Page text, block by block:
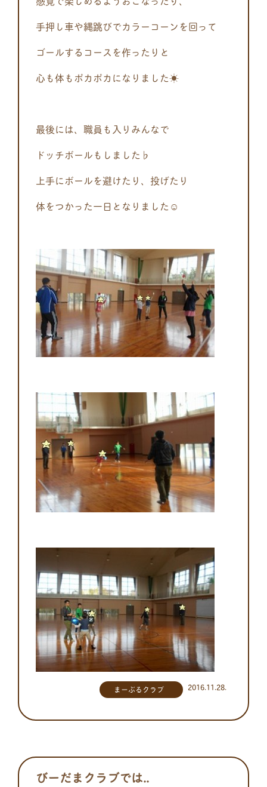
手押し車や縄跳びでカラーコーンを回って
ゴールするコースを作ったりと
心も体もポカポカになりました☀
最後には、職員も入りみんなで
ドッチボールもしました♭
上手にボールを避けたり、投げたり
体をつかった一日となりました☺
2016.11.28.
まーぶるクラブ
びーだまクラブでは..